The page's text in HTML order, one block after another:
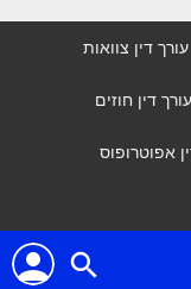
עורך דין צוואות
עורך דין חוזים
אפוטרופוס
search
person